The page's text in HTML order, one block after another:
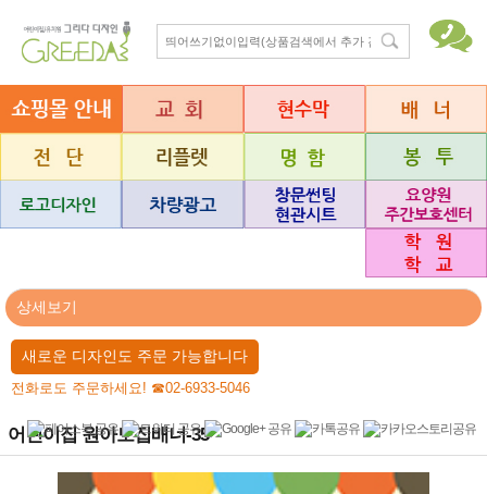
상세보기
새로운 디자인도 주문 가능합니다
전화로도 주문하세요! ☎02-6933-5046
어린이집 원아모집배너-35